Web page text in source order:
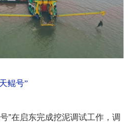
鲲号”
”在启东完成挖泥调试工作，调